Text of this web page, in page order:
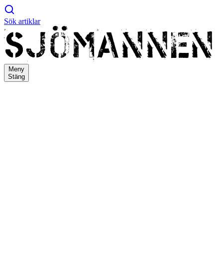
Sök artiklar
Meny
Stäng